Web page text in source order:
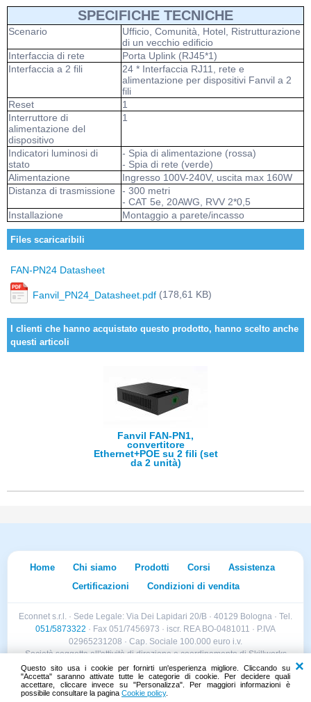
Questo sito usa i cookie per fornirti un'esperienza migliore. Cliccando su
"Accetta" saranno attivate tutte le categorie di cookie. Per decidere quali
accettare, cliccare invece su "Personalizza". Per maggiori informazioni è
possibile consultare la pagina Cookie policy.
SPECIFICHE TECNICHE
Scenario
Ufficio, Comunità, Hotel, Ristrutturazione
di un vecchio edificio
Interfaccia di rete
Porta Uplink (RJ45*1)
Interfaccia a 2 fili
24 * Interfaccia RJ11, rete e
alimentazione per dispositivi Fanvil a 2
fili
Reset
1
Interruttore di
alimentazione del
dispositivo
1
Indicatori luminosi di
stato
- Spia di alimentazione (rossa)
- Spia di rete (verde)
Alimentazione
Ingresso 100V-240V, uscita max 160W
Distanza di trasmissione
- 300 metri
- CAT 5e, 20AWG, RVV 2*0,5
Installazione
Montaggio a parete/incasso
Files scaricaribili
FAN-PN24 Datasheet
Fanvil_PN24_Datasheet.pdf (178,61 KB)
I clienti che hanno acquistato questo prodotto, hanno scelto anche
questi articoli
Fanvil FAN-PN1,
convertitore
Ethernet+POE su 2 fili (set
da 2 unità)
Home Chi siamo Prodotti Corsi
Assistenza
Certificazioni
Condizioni di vendita
Econnet s.r.l. · Sede Legale: Via Dei Lapidari 20/B · 40129 Bologna · Tel.
051/5873322 · Fax 051/7456973 · iscr. REA BO-0481011 · P.IVA
02965231208 · Cap. Sociale 100.000 euro i.v.
Società soggetta all'attività di direzione e coordinamento di Skillworks
Holding s.r.l. · Sede Legale: Via Vittorio Emanuele II 28 · Roncadelle (BS)
- C.F. 04151440981